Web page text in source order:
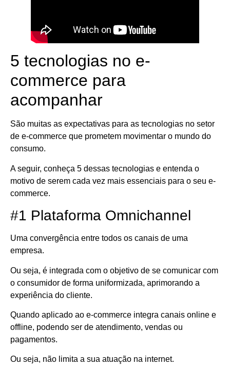
5 tecnologias no e-
commerce para
acompanhar
São muitas as expectativas para as tecnologias no setor
de e-commerce que prometem movimentar o mundo do
consumo.
A seguir, conheça 5 dessas tecnologias e entenda o
motivo de serem cada vez mais essenciais para o seu e-
commerce.
#1 Plataforma Omnichannel
Uma convergência entre todos os canais de uma
empresa.
Ou seja, é integrada com o objetivo de se comunicar com
o consumidor de forma uniformizada, aprimorando a
experiência do cliente.
Quando aplicado ao e-commerce integra canais online e
offline, podendo ser de atendimento, vendas ou
pagamentos.
Ou seja, não limita a sua atuação na internet.